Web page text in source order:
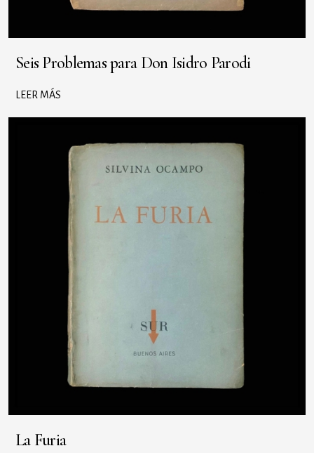
Seis Problemas para Don Isidro Parodi
LEER MÁS
La Furia